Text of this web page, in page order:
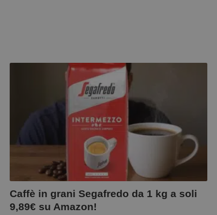
Caffè in grani Segafredo da 1 kg a soli
9,89€ su Amazon!